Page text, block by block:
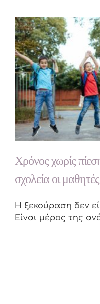
Χρόνος χωρίς
σχολεία οι
Η ξεκούραση δεν
Είναι μέρος της